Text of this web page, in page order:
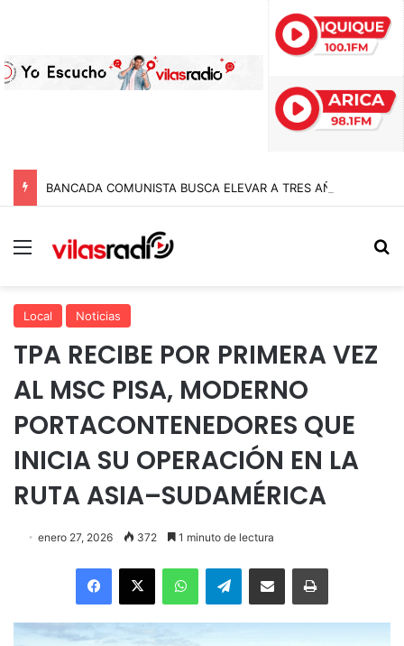
Menú
Local Noticias
TPA RECIBE POR PRIMERA VEZ
AL MSC PISA, MODERNO
PORTACONTENEDORES QUE
INICIA SU OPERACIÓN EN LA
RUTA ASIA–SUDAMÉRICA
enero 27, 2026 372 1 minuto de lectura
Facebook
X WhatsAppTelegramEnviar vía email Imprimir